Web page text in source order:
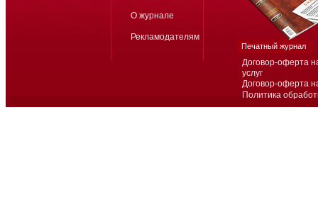
Договор-оферта
услуг
Договор-оферта
Политика
О журнале
Рекламодателям
Печатный журнал